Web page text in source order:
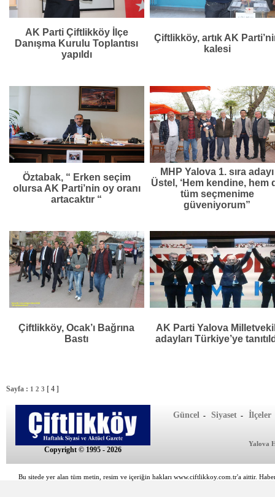
AK Parti Çiftlikköy İlçe
Danışma Kurulu Toplantısı
yapıldı
Çiftlikköy, artık AK
kalesi
Öztabak, “ Erken seçim
olursa AK Parti’nin oy oranı
artacaktır “
MHP Yalova 1. sıra adayı
Üstel, ‘Hem kendine, hem
tüm seçmenime
güveniyorum”
Çiftlikköy, Ocak’ı Bağrına
Bastı
AK Parti Yalova
adayları Türkiye’ye
Sayfa : 1 2 3 [ 4 ]
Copyright © 1995 - 2026
Güncel -Siyaset -İlçeler
Yalova
Bu sitede yer alan tüm metin, resim ve içeriğin hakları www.ciftlikkoy.com.tr'a aittir.